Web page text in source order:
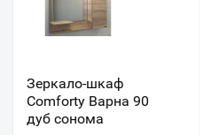
Зеркало-шкаф
Comforty Варна 90
дуб сонома